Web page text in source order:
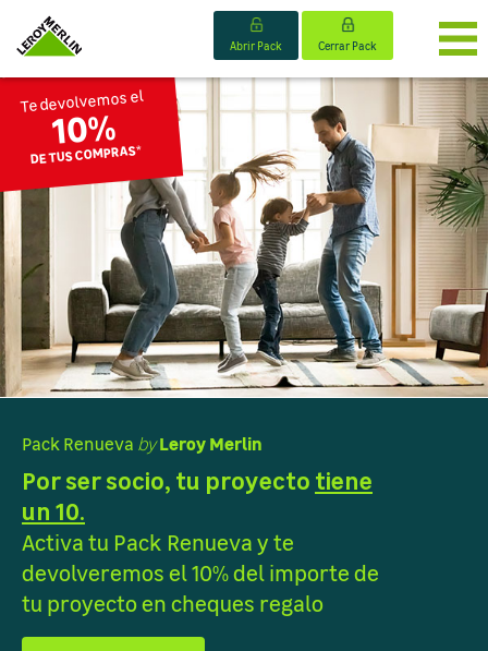
Abrir Pack Cerrar Pack
¿Qué es el Pack Renueva?
Nuestros Packs
Preguntas frecuentes
Condiciones legales
Te devolvemos el
10%
DE TUS COMPRAS*
Pack Renueva byLeroy Merlin
Por ser socio, tu proyecto tiene
un 10.
Activa tu Pack Renueva y te
devolveremos el 10% del importe de
tu proyecto en cheques regalo